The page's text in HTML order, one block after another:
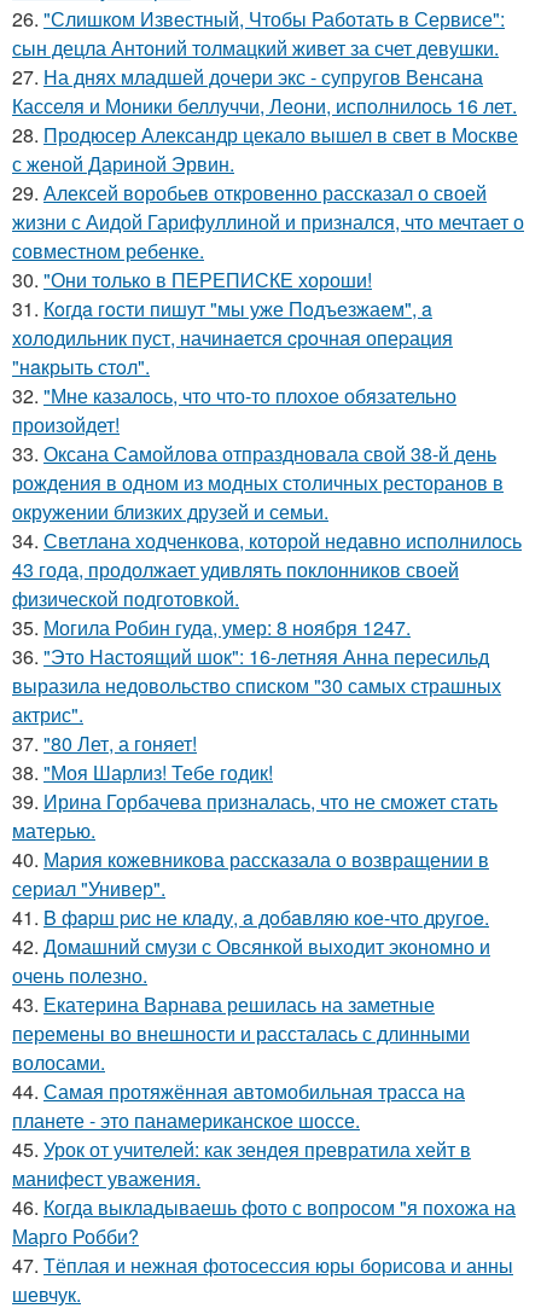
26. "Слишком Известный, Чтобы Работать в Сервисе":
сын децла Антоний толмацкий живет за счет девушки.
27. На днях младшей дочери экс - супругов Венсана
Касселя и Моники беллуччи, Леони, исполнилось 16 лет.
28. Продюсер Александр цекало вышел в свет в Москве
с женой Дариной Эрвин.
29. Алексей воробьев откровенно рассказал о своей
жизни с Аидой Гарифуллиной и признался, что мечтает о
совместном ребенке.
30. "Они только в ПЕРЕПИСКЕ хороши!
31. Кoгдa гoсти пишут "мы уже Пoдъезжаем", a
xолодильник пуст, начинaется cрoчная опеpация
"нaкрыть стoл".
32. "Мне казалось, что что-то плохое обязательно
произойдет!
33. Оксана Самойлова отпраздновала свой 38-й день
рождения в одном из модных столичных ресторанов в
окружении близких друзей и семьи.
34. Светлана ходченкова, которой недавно исполнилось
43 года, продолжает удивлять поклонников своей
физической подготовкой.
35. Могила Робин гуда, умер: 8 ноября 1247.
36. "Это Настоящий шок": 16-летняя Анна пересильд
выразила недовольство списком "30 самых страшных
актрис".
37. "80 Лет, а гоняет!
38. "Моя Шарлиз! Тебе годик!
39. Ирина Горбачева призналась, что не сможет стать
матерью.
40. Мария кожевникова рассказала о возвращении в
сериал "Универ".
41. B фapш pиc не клaду, a дoбaвляю кoе-чтo дpугoe.
42. Домашний смузи с Овсянкой выходит экономно и
очень полезно.
43. Екатерина Варнава решилась на заметные
перемены во внешности и рассталась с длинными
волосами.
44. Самая протяжённая автомобильная трасса на
планете - это панамериканское шоссе.
45. Урок от учителей: как зендея превратила хейт в
манифест уважения.
46. Когда выкладываешь фото с вопросом "я похожа на
Марго Робби?
47. Тёплая и нежная фотосессия юры борисова и анны
шевчук.